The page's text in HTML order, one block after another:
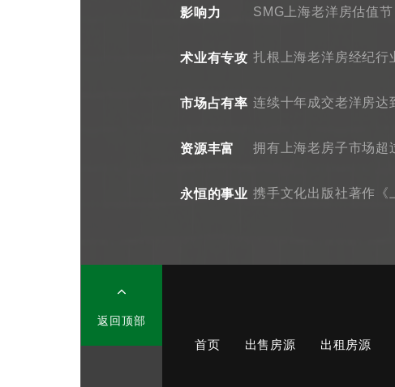
影响力 SMG上海老洋房估值
术业有专攻 扎根上海老洋房经纪行
市场占有率 连续十年成交老洋房达
资源丰富 拥有上海老房子市场超
永恒的事业 携手文化出版社著作《
首页 出售房源 出租房源
返回顶部